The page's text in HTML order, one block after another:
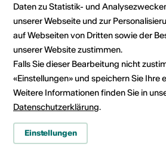
Lokalität
Grand
Route du
3961 St-Luc
Veranstalter
Etoiles
Rue du
Daten zu Statistik- und
unserer Webseite und zur
auf Webseiten von Dritten sowie der
unserer Website zustimmen.
Falls Sie dieser Bearbeitung nicht
«Einstellungen» und speichern Sie Ihre
Weitere Informationen finden Sie in
Datenschutzerklärung.
Einstellungen